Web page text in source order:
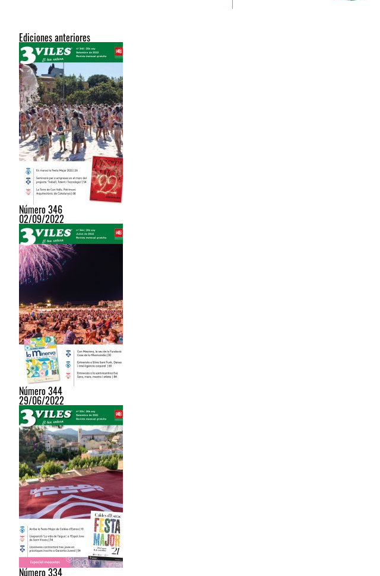
Ediciones anteriores
Número 346
02/09/2022
Número 344
29/06/2022
Número 334